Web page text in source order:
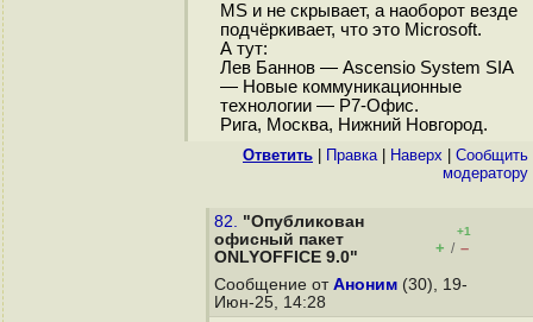
MS и не скрывает, а наоборот везде
подчёркивает, что это Microsoft.
А тут:
Лев Баннов — Ascensio System SIA
— Новые коммуникационные
технологии — Р7-Офис.
Рига, Москва, Нижний Новгород.
Ответить Правка| Наверх
Cообщить
модератору
82. "Опубликован
офисный пакет
ONLYOFFICE 9.0"
+1
+ / –
Сообщение от Аноним (30), 19-
Июн-25, 14:28